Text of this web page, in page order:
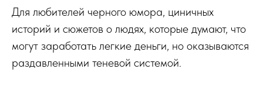
Для любителей черного юмора, циничных
историй и сюжетов о людях, которые думают, что
могут заработать легкие деньги, но оказываются
раздавленными теневой системой.